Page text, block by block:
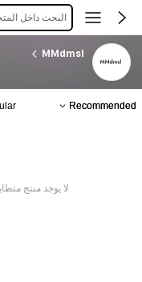
البحث داخل
MMdmsl
Recommended
لا يوجد منتج